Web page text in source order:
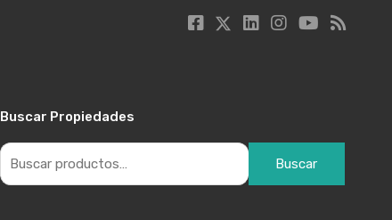
Buscar Propiedades
Buscar